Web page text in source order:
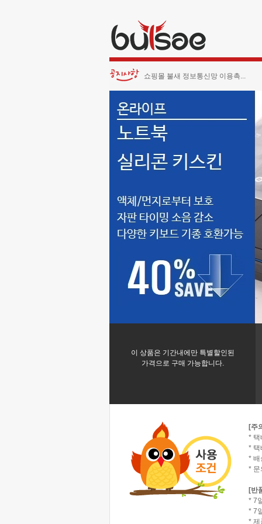
쇼핑몰 불새 정보통신망 이용촉...
이 상품은 기간내에만 특별할인된
가격으로 구매 가능합니다.
[주
* 택
* 택
* 배
* 문
[반
* 7
* 7
* 제